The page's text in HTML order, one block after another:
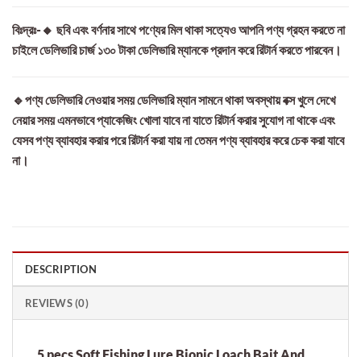
বিঃদ্রঃ-🔸 ছবি এবং বর্ণনার সাথে পণ্যের মিল থাকা সত্যেও আপনি পণ্য গ্রহন করতে না
চাইলে ডেলিভারি চার্জ ১৩০ টাকা ডেলিভারি ম্যানকে প্রদান করে রিটার্ন করতে পারবেন।
🔹পণ্য ডেলিভারি নেওয়ার সময় ডেলিভারি ম্যান সামনে থাকা অবস্থায় বক্স খুলে দেখে
নেয়ার সময় এমনভাবে প্যাকেজিং খোলা যাবে না যাতে রিটার্ন করার সুযোগ না থাকে এবং
যেসব পণ্য ব্যাবহার করার পরে রিটার্ন করা যায় না তেমন পণ্য ব্যাবহার করে চেক করা যাবে
না।
DESCRIPTION
REVIEWS (0)